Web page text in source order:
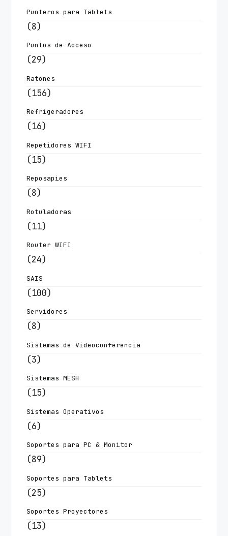
Punteros para Tablets
(8)
Puntos de Acceso
(29)
Ratones
(156)
Refrigeradores
(16)
Repetidores WIFI
(15)
Reposapies
(8)
Rotuladoras
(11)
Router WIFI
(24)
SAIS
(100)
Servidores
(8)
Sistemas de Videoconferencia
(3)
Sistemas MESH
(15)
Sistemas Operativos
(6)
Soportes para PC & Monitor
(89)
Soportes para Tablets
(25)
Soportes Proyectores
(13)